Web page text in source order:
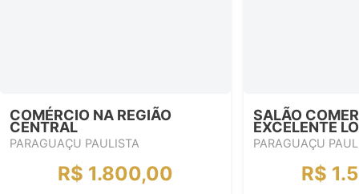
COMÉRCIO NA REGIÃO
CENTRAL
PARAGUAÇU PAULISTA
R$ 1.800,00
SALÃO
EXCELENTE
PARAGUAÇU
R$